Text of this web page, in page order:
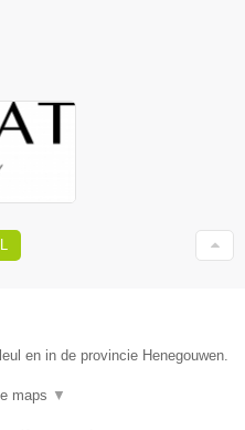
en in de provincie Henegouwen.
maps ▼